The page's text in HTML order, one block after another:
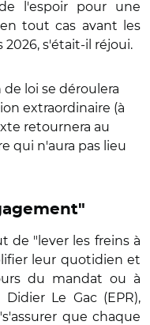
l'espoir pour une
tout cas avant les
s'était-il réjoui.
loi se déroulera
extraordinaire (à
retournera au
qui n'aura pas lieu
de "lever les freins à
leur quotidien et
du mandat ou à
Le Gac (EPR),
que chaque